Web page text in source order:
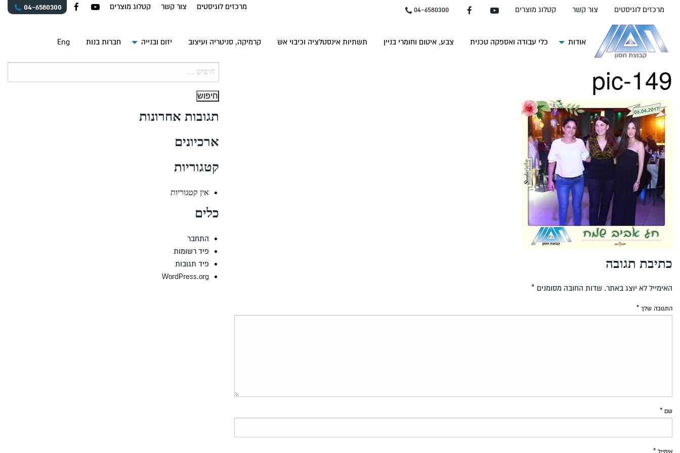
העמוד
מרכזים לוגיסטים צור קשר קטלוג מוצרים 04-6580300 מרכזים לוגיסטים צור קשר קטלוג מוצרים 04-6580300
אודות כלי עבודה ואספקה טכנית צבע, איטום וחומרי בניין תשתיות אינסטלציה וכיבוי אש קרמיקה, סניטריה ועיצוב יזום ובנייה חברות בנות Eng
pic-149
כתיבת תגובה
האימייל לא יוצג באתר. שדות החובה מסומנים *
התגובה שלך *
שם *
תגובות אחרונות
ארכיונים
קטגוריות
אין קטגוריות
כלים
התחבר
פיד רשומות
פיד תגובות
WordPress.org